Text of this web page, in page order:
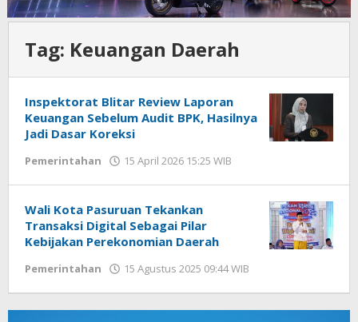
Tag: Keuangan Daerah
Inspektorat Blitar Review Laporan
Keuangan Sebelum Audit BPK, Hasilnya
Jadi Dasar Koreksi
Pemerintahan 15 April 2026 15:25 WIB
Wali Kota Pasuruan Tekankan
Transaksi Digital Sebagai Pilar
Kebijakan Perekonomian Daerah
Pemerintahan 15 Agustus 2025 09:44 WIB